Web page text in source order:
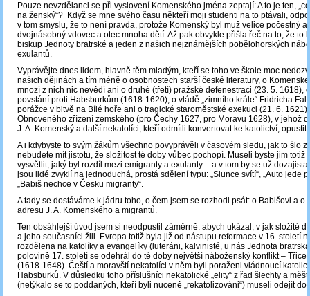
Pouze nevzdělanci se při vyslovení Komenského jména zeptají: A to je ten,
na ženský“? Když se mne svého času někteří moji studenti na to ptávali,
v tom smyslu, že to není pravda, protože Komenský byl muž velice počestný a
dvojnásobný vdovec a otec mnoha dětí. Až pak obvykle přišla řeč na to, že to
biskup Jednoty bratrské a jeden z našich nejznámějších pobělohorských
exulantů.
Vyprávějte dnes lidem, hlavně těm mladým, kteří se toho ve škole moc
našich dějinách a tím méně o osobnostech starší české literatury, o
mnozí z nich nic nevědí ani o druhé (třetí) pražské defenestraci (23. 5. 1618),
povstání proti Habsburkům (1618-1620), o vládě „zimního krále“ Fridricha
porážce v bitvě na Bílé hoře ani o tragické staroměstské exekuci (21. 6. 1621)
Obnoveného zřízení zemského (pro Čechy 1627, pro Moravu 1628), v jehož
J. A. Komenský a další nekatolíci, kteří odmítli konvertovat ke katolictví, opustit
A i kdybyste to svým žákům všechno povyprávěli v časovém sledu, jak to šlo
nebudete mít jistotu, že složitost té doby vůbec pochopí. Museli byste jim totiž
vysvětlit, jaký byl rozdíl mezi emigranty a exulanty – a v tom by se už dozajista
jsou lidé zvyklí na jednoduchá, prostá sdělení typu: „Slunce svítí“, „Auto jede
„Babiš nechce v Česku migranty“.
A tady se dostáváme k jádru toho, o čem jsem se rozhodl psát: o Babišovi a o
adresu J. A. Komenského a migrantů.
Ten obsáhlejší úvod jsem si neodpustil záměrně: abych ukázal, v jak složité
a jeho současníci žili. Evropa totiž byla již od nástupu reformace v 16. století
rozdělena na katolíky a evangelíky (luteráni, kalvinisté, u nás Jednota
polovině 17. století se odehrál do té doby největší náboženský konflikt –
(1618-1648). Čeští a moravští nekatolíci v něm byli poraženi vládnoucí
Habsburků. V důsledku toho příslušníci nekatolické „elity“ z řad šlechty a
(netýkalo se to poddaných, kteří byli nuceně „rekatolizováni“) museli odejít do